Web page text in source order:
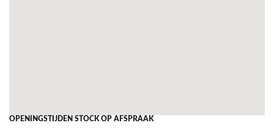
OPENINGSTIJDEN STOCK OP AFSPRAAK